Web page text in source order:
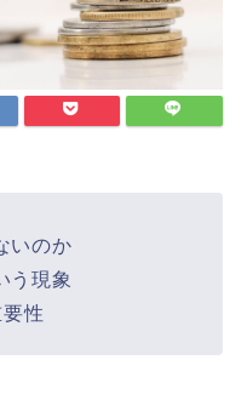
いのか
う現象
性